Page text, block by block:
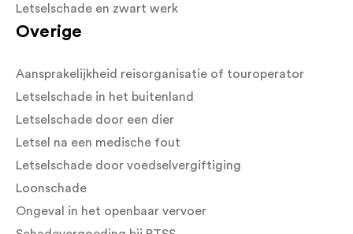
Letselschade en zwart werk
Overige
Aansprakelijkheid reisorganisatie of touroperator
Letselschade in het buitenland
Letselschade door een dier
Letsel na een medische fout
Letselschade door voedselvergiftiging
Loonschade
Ongeval in het openbaar vervoer